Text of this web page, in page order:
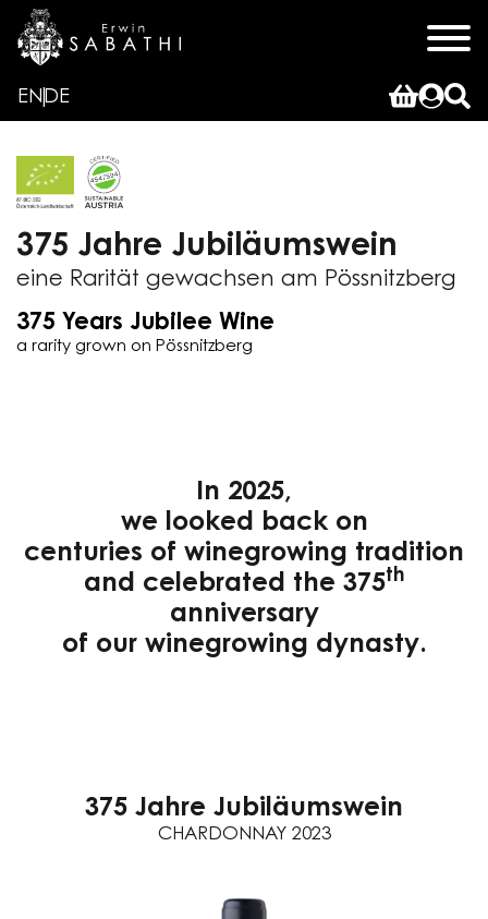
ENDE
375 Jahre Jubiläumswein
eine Rarität gewachsen am Pössnitzberg
375 Years Jubilee Wine
a rarity grown on Pössnitzberg
In 2025,
we looked back on
centuries of winegrowing tradition
and celebrated the 375th
anniversary
of our winegrowing dynasty.
375 Jahre Jubiläumswein
CHARDONNAY 2023